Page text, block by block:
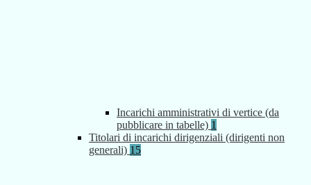
Incarichi amministrativi di vertice (da
pubblicare in tabelle) 1
Titolari di incarichi dirigenziali (dirigenti non
generali) 15